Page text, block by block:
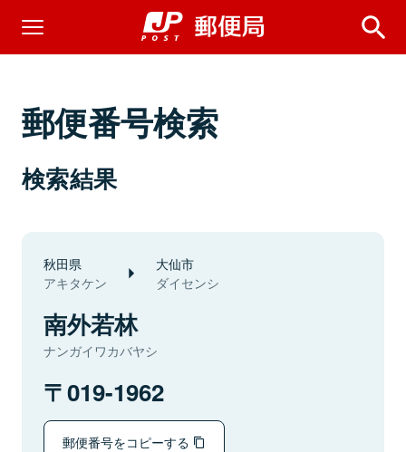
郵便番号検索
検索結果
秋田県
アキタケン
大仙市
ダイセンシ
南外若林
ナンガイワカバヤシ
019-1962
郵便番号をコピーする